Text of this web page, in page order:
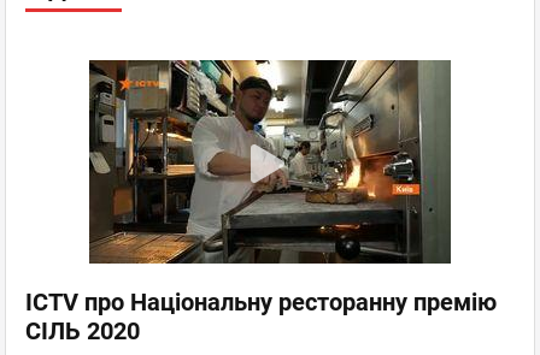
ICTV про Національну ресторанну премію
СІЛЬ 2020